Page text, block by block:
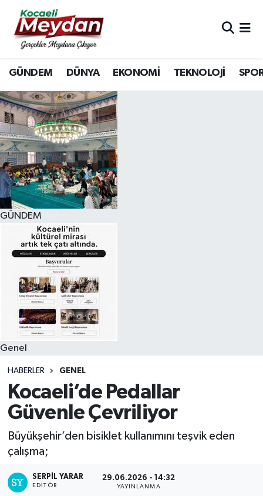
GÜNDEM DÜNYA EKONOMİ TEKNOLOJİ
GÜNDEM
Genel
HABERLER GENEL
Kocaeli’de Pedallar
Güvenle Çevriliyor
Büyükşehir’den bisiklet kullanımını teşvik eden
çalışma;
SERPİL YARAR
EDITÖR
29.06.2026 - 14:32
YAYINLANMA
Nöbetçi Eczaneler
Hava Durumu
Trafik Durumu
Süper Lig Puan Durumu ve Fikstür
Tüm Manşetler
Son Dakika Haberleri
Haber Arşivi